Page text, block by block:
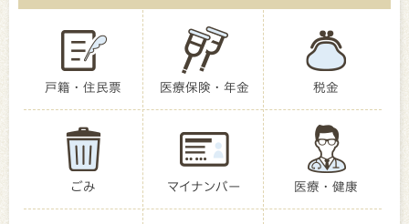
戸籍・住民票 医療保険・年金 税金
ごみ マイナンバー 医療・健康